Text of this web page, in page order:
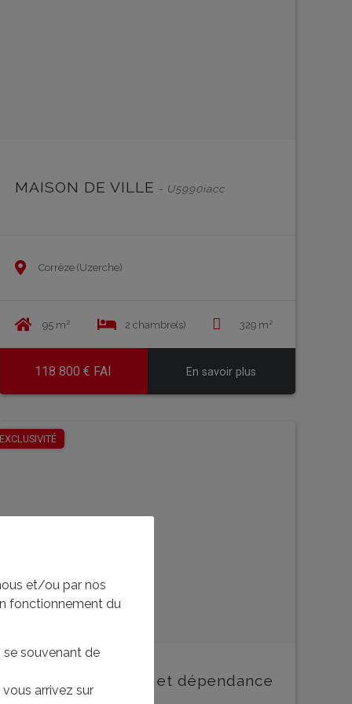
MAISON DE VILLE - U5990iacc
Corrèze (Uzerche)
95 m² 2 chambre(s) 329 m²
118 800 € FAI En savoir plus
EN SAVOIR PLUS
EXCLUSIVITÉ
Maison en pierres et dépendance
et/ou par nos
fonctionnement du
souvenant de
arrivez sur